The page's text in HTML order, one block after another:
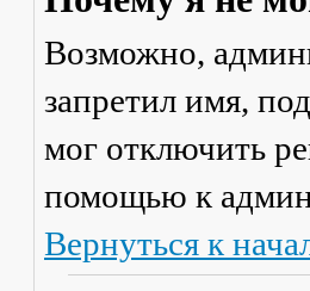
Возможно,
запретил имя,
мог отключить
помощью к
Вернуться к